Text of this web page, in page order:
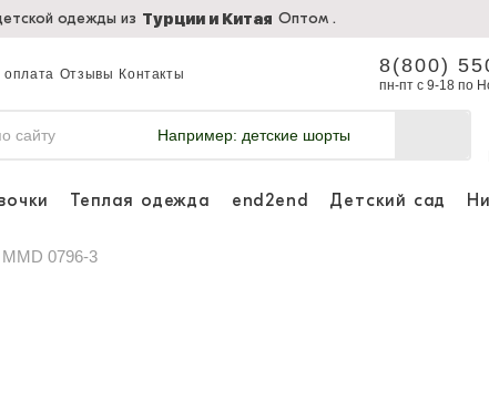
одежды из Турции и Китая Оптом .
оплата Отзывы Контакты 8(800)
пн-пт с 9-18 по
Например: детские шорты
Теплая одежда end2end Детский сад
MMD 0796-3